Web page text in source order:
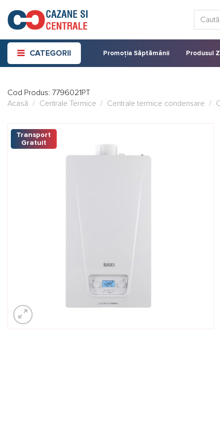
content
CATEGORII Promoția Săptămânii Produsul
Cod Produs: 7796021PT
Acasă
/ Centrale Termice / Centrale termice condensare /
Transport
Gratuit